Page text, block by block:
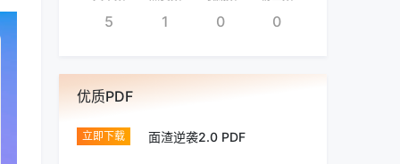
5 1 0 0
优质PDF
面渣逆袭2.0 PDF